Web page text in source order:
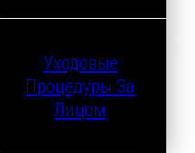
Уходовые
Процедуры За
Лицом